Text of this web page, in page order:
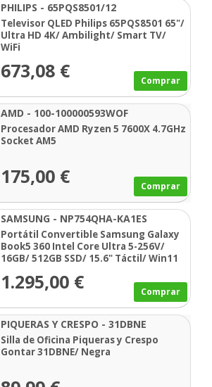
PHILIPS - 65PQS8501/12
Televisor QLED Philips 65PQS8501 65"/
Ultra HD 4K/ Ambilight/ Smart TV/
WiFi
673,08 € Comprar
AMD - 100-100000593WOF
Procesador AMD Ryzen 5 7600X 4.7GHz
Socket AM5
175,00 € Comprar
SAMSUNG - NP754QHA-KA1ES
Portátil Convertible Samsung Galaxy
Book5 360 Intel Core Ultra 5-256V/
16GB/ 512GB SSD/ 15.6" Táctil/ Win11
1.295,00 € Comprar
PIQUERAS Y CRESPO - 31DBNE
Silla de Oficina Piqueras y Crespo
Gontar 31DBNE/ Negra